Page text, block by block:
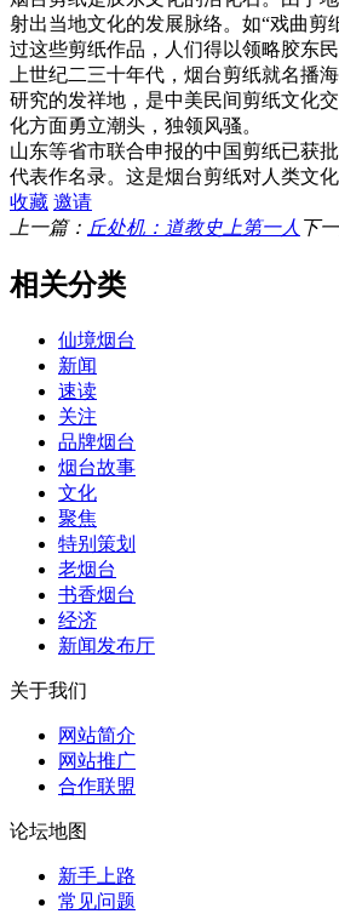
射出当地文化的发展脉络。如“戏曲
过这些剪纸作品，人们得以领略胶东
上世纪二三十年代，烟台剪纸就名播
研究的发祥地，是中美民间剪纸文化
化方面勇立潮头，独领风骚。
山东等省市联合申报的中国剪纸已获
代表作名录。这是烟台剪纸对人类文
收藏 邀请
上一篇： 丘处机：道教史上第一人 下
相关分类
仙境烟台
新闻
速读
关注
品牌烟台
烟台故事
文化
聚焦
特别策划
老烟台
书香烟台
经济
新闻发布厅
关于我们
网站简介
网站推广
合作联盟
论坛地图
新手上路
常见问题